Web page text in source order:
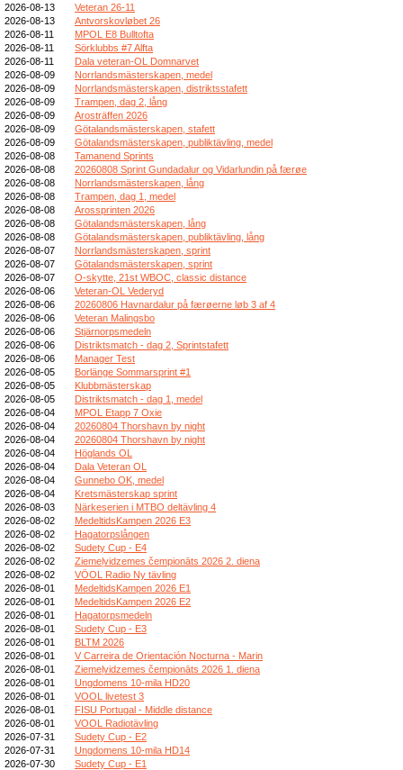
2026-08-13
Veteran 26-11
2026-08-13
Antvorskovløbet 26
2026-08-11
MPOL E8 Bulltofta
2026-08-11
Sörklubbs #7 Alfta
2026-08-11
Dala veteran-OL Domnarvet
2026-08-09
Norrlandsmästerskapen, medel
2026-08-09
Norrlandsmästerskapen, distriktsstafett
2026-08-09
Trampen, dag 2, lång
2026-08-09
Arosträffen 2026
2026-08-09
Götalandsmästerskapen, stafett
2026-08-09
Götalandsmästerskapen, publiktävling, medel
2026-08-08
Tamanend Sprints
2026-08-08
20260808 Sprint Gundadalur og Vidarlundin på færøe
2026-08-08
Norrlandsmästerskapen, lång
2026-08-08
Trampen, dag 1, medel
2026-08-08
Arossprinten 2026
2026-08-08
Götalandsmästerskapen, lång
2026-08-08
Götalandsmästerskapen, publiktävling, lång
2026-08-07
Norrlandsmästerskapen, sprint
2026-08-07
Götalandsmästerskapen, sprint
2026-08-07
O-skytte, 21st WBOC, classic distance
2026-08-06
Veteran-OL Vederyd
2026-08-06
20260806 Havnardalur på færøerne løb 3 af 4
2026-08-06
Veteran Malingsbo
2026-08-06
Stjärnorpsmedeln
2026-08-06
Distriktsmatch - dag 2, Sprintstafett
2026-08-06
Manager Test
2026-08-05
Borlänge Sommarsprint #1
2026-08-05
Klubbmästerskap
2026-08-05
Distriktsmatch - dag 1, medel
2026-08-04
MPOL Etapp 7 Oxie
2026-08-04
20260804 Thorshavn by night
2026-08-04
20260804 Thorshavn by night
2026-08-04
Höglands OL
2026-08-04
Dala Veteran OL
2026-08-04
Gunnebo OK, medel
2026-08-04
Kretsmästerskap sprint
2026-08-03
Närkeserien i MTBO deltävling 4
2026-08-02
MedeltidsKampen 2026 E3
2026-08-02
Hagatorpslången
2026-08-02
Sudety Cup - E4
2026-08-02
Ziemeļvidzemes čempionāts 2026 2. diena
2026-08-02
VÖOL Radio Ny tävling
2026-08-01
MedeltidsKampen 2026 E1
2026-08-01
MedeltidsKampen 2026 E2
2026-08-01
Hagatorpsmedeln
2026-08-01
Sudety Cup - E3
2026-08-01
BLTM 2026
2026-08-01
V Carreira de Orientación Nocturna - Marin
2026-08-01
Ziemeļvidzemes čempionāts 2026 1. diena
2026-08-01
Ungdomens 10-mila HD20
2026-08-01
VOOL livetest 3
2026-08-01
FISU Portugal - Middle distance
2026-08-01
VOOL Radiotävling
2026-07-31
Sudety Cup - E2
2026-07-31
Ungdomens 10-mila HD14
2026-07-30
Sudety Cup - E1